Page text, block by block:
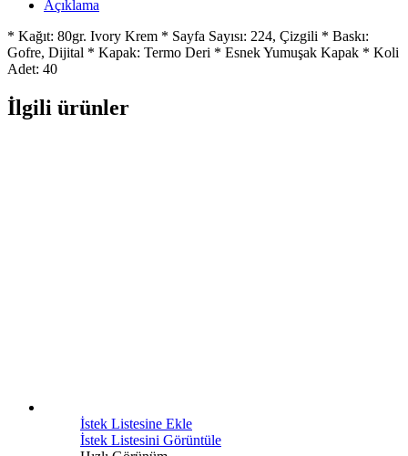
Açıklama
* Kağıt: 80gr. Ivory Krem * Sayfa Sayısı: 224, Çizgili * Baskı:
Gofre, Dijital * Kapak: Termo Deri * Esnek Yumuşak Kapak * Koli
Adet: 40
İlgili ürünler
İstek Listesine Ekle
İstek Listesini Görüntüle